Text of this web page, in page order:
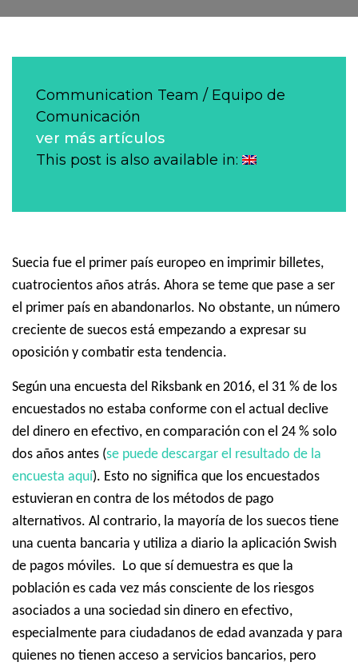
Communication Team / Equipo de
Comunicación
ver más artículos
This post is also available in:
Suecia fue el primer país europeo en imprimir billetes,
cuatrocientos años atrás. Ahora se teme que pase a ser
el primer país en abandonarlos. No obstante, un número
creciente de suecos está empezando a expresar su
oposición y combatir esta tendencia.
Según una encuesta del Riksbank en 2016, el 31 % de los
encuestados no estaba conforme con el actual declive
del dinero en efectivo, en comparación con el 24 % solo
dos años antes (se puede descargar el resultado de la
encuesta aquí). Esto no significa que los encuestados
estuvieran en contra de los métodos de pago
alternativos. Al contrario, la mayoría de los suecos tiene
una cuenta bancaria y utiliza a diario la aplicación Swish
de pagos móviles. Lo que sí demuestra es que la
población es cada vez más consciente de los riesgos
asociados a una sociedad sin dinero en efectivo,
especialmente para ciudadanos de edad avanzada y para
quienes no tienen acceso a servicios bancarios, pero